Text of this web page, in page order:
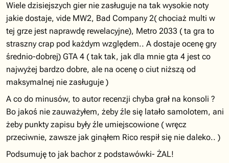
Wiele dzisiejszych gier nie zasługuje na tak wysokie noty
jakie dostaje, vide MW2, Bad Company 2( chociaż multi w
tej grze jest naprawdę rewelacyjne), Metro 2033 ( ta gra to
straszny crap pod każdym względem.. A dostaje ocenę gry
średnio-dobrej) GTA 4 ( tak tak, jak dla mnie gta 4 jest co
najwyżej bardzo dobre, ale na ocenę o ciut niższą od
maksymalnej nie zasługuje )
A co do minusów, to autor recenzji chyba grał na konsoli ?
Bo jakoś nie zauważyłem, żeby źle się latało samolotem, ani
żeby punkty zapisu były źle umiejscowione ( wręcz
przeciwnie, zawsze jak ginąłem Rico respił się nie daleko.. )
Podsumuję to jak bachor z podstawówki- ŻAL!